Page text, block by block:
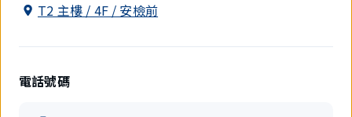
T2 主樓 / 4F / 安檢前
電話號碼